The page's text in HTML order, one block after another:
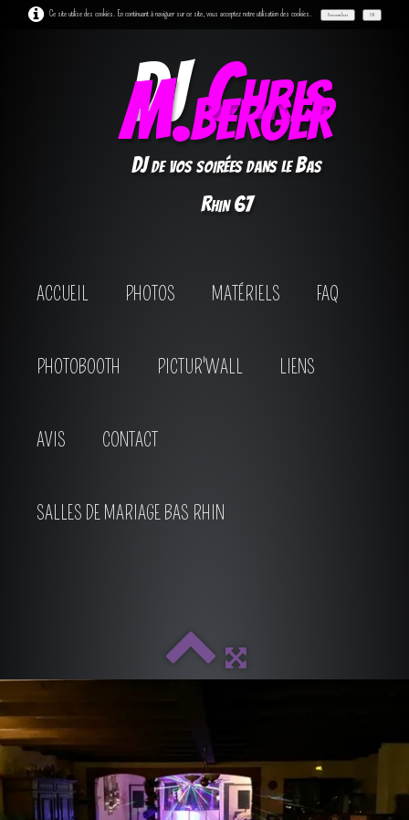
Ce site utilise des cookies. En continuant à naviguer sur ce site, vous acceptez notre utilisation des cookies. Personnaliser OK
DJChris
M.berger
DJ de vos soirées dans le Bas
Rhin 67
ACCUEIL PHOTOS MATÉRIELS FAQ
PHOTOBOOTH PICTUR'WALL LIENS
AVIS CONTACT
SALLES DE MARIAGE BAS RHIN